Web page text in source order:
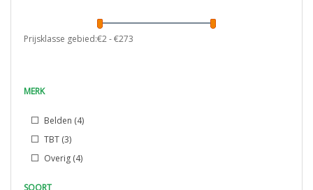
Prijsklasse gebied:€2- €273
MERK
Belden (4)
TBT (3)
Overig (4)
SOORT